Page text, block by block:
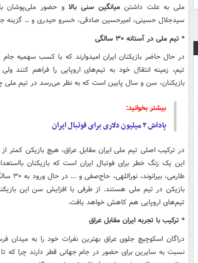
ملی به علت داشتنمیانگین سنی بالاو حضور ملی‌پوشان
سیدجلال حسینی، امیرحسین صادقی، خسرو حیدری و … گزینه
* تیم ملی در آستانه ۳۰ سالگی
در حال حاضر بازیکنان ایران امیدوارند که با کسب سهمیه
تیم، زمینه انتقال خود به تیم‌های اروپایی را فراهم کنند
بازیکنان، سن و سال پایین است که به نظر می‌رسد در تیم
بیشتر بخوانید:
پاداش ۲ میلیون دلاری برای فوتبال ایران
این یک زنگ خطر برای فوتبال ایران است که بازیکنان
طارمی،
بازیکن در تیم ملی هستند. از طرفی با افزایش سن این
تیم‌های اروپایی هم کاهش خواهد یافت.
* ترکیب با تجربه ایران مقابل عراق
دراگان اسکوچیچ جلوی عراق بهترین نفرات خود را به میدان
نسبت به سایرین برای حضور در جام جهانی قطر دارند چرا که